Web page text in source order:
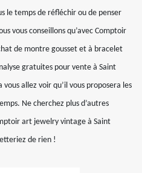
le temps de réfléchir ou de penser
vous conseillons qu’avec Comptoir
de montre gousset et à bracelet
gratuites pour vente à Saint
allez voir qu’il vous proposera les
Ne cherchez plus d’autres
art jewelry vintage à Saint
de rien !